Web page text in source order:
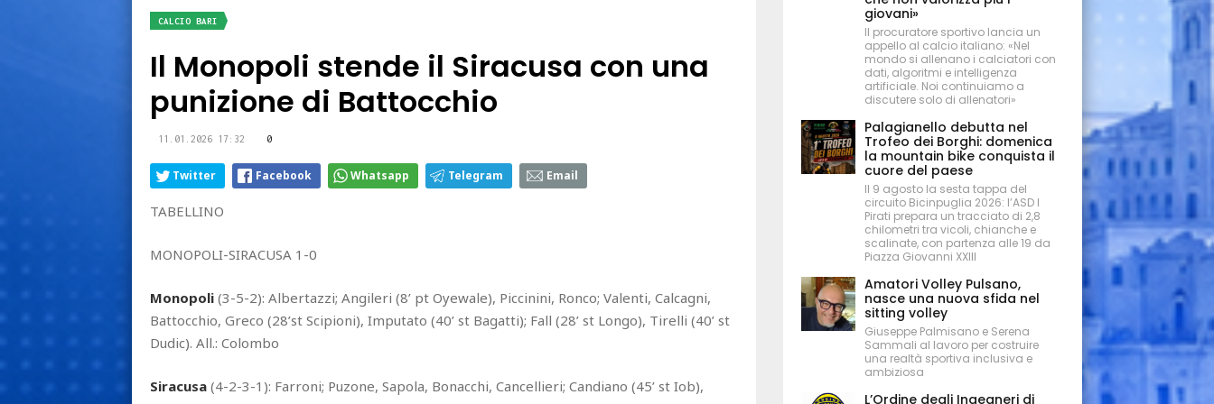
CALCIO BARI
Il Monopoli stende il Siracusa con una
punizione di Battocchio
11.01.2026 17:32 0
Twitter Facebook Whatsapp Telegram Email
TABELLINO
MONOPOLI-SIRACUSA 1-0
Monopoli (3-5-2): Albertazzi; Angileri (8’ pt Oyewale), Piccinini, Ronco; Valenti, Calcagni,
Battocchio, Greco (28’st Scipioni), Imputato (40’ st Bagatti); Fall (28’ st Longo), Tirelli (40’ st
Dudic). All.: Colombo
Siracusa (4-2-3-1): Farroni; Puzone, Sapola, Bonacchi, Cancellieri; Candiano (45’ st Iob),
giovani»
Il procuratore sportivo lancia un
appello al calcio italiano: «Nel
mondo si allenano i calciatori con
dati, algoritmi e intelligenza
artificiale. Noi continuiamo a
discutere solo di allenatori»
Palagianello debutta nel
Trofeo dei Borghi: domenica
la mountain bike conquista il
cuore del paese
Il 9 agosto la sesta tappa del
circuito Bicinpuglia 2026: l’ASD I
Pirati prepara un tracciato di 2,8
chilometri tra vicoli, chianche e
scalinate, con partenza alle 19 da
Piazza Giovanni XXIII
Amatori Volley Pulsano,
nasce una nuova sfida nel
sitting volley
Giuseppe Palmisano e Serena
Sammali al lavoro per costruire
una realtà sportiva inclusiva e
ambiziosa
L’Ordine degli Ingegneri di